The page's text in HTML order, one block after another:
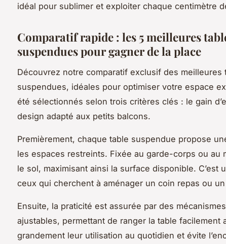
idéal pour sublimer et exploiter chaque centimètre
Comparatif rapide : les 5 meilleures
suspendues pour gagner de la place
Découvrez notre comparatif exclusif des meilleures
suspendues, idéales pour optimiser votre espace
été sélectionnés selon trois critères clés : le gain
design adapté aux petits balcons.
Premièrement, chaque table suspendue propose
les espaces restreints. Fixée au garde-corps ou au
le sol, maximisant ainsi la surface disponible. C’est
ceux qui cherchent à aménager un coin repas ou
Ensuite, la praticité est assurée par des
ajustables, permettant de ranger la table facilement
grandement leur utilisation au quotidien et évite